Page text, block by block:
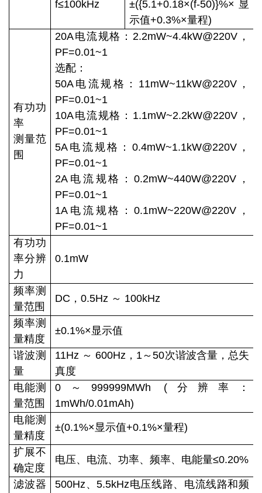
f≤100kHz
±({5.1+0.18×(f-50)}%×显
示值+0.3%×量程)
有功功
率
测量范
围
20A电流规格：2.2mW~4.4kW@220V，
PF=0.01~1
选配：
50A电流规格：11mW~11kW@220V，
PF=0.01~1
10A电流规格：1.1mW~2.2kW@220V，
PF=0.01~1
5A电流规格：0.4mW~1.1kW@220V，
PF=0.01~1
2A电流规格：0.2mW~440W@220V，
PF=0.01~1
1A电流规格：0.1mW~220W@220V，
PF=0.01~1
有功功
率分辨
力
0.1mW
频率测
量范围
DC，0.5Hz ～ 100kHz
频率测
量精度
±0.1%×显示值
谐波测
量
11Hz ～ 600Hz，1～50次谐波含量，总失
真度
电能测
量范围
0～999999MWh (分辨率：
1mWh/0.01mAh)
电能测
量精度
±(0.1%×显示值+0.1%×量程)
扩展不
确定度
电压、电流、功率、频率、电能量≤0.20%
滤波器
500Hz、5.5kHz电压线路、电流线路和频